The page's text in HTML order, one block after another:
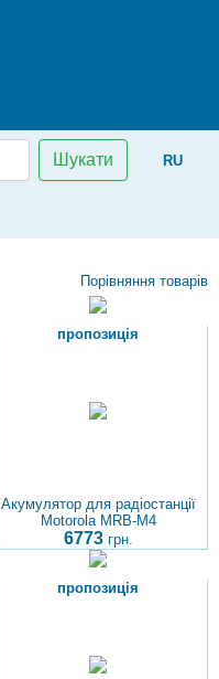
Шукати RU
Порівняння товарів
пропозиція
Акумулятор для радіостанції
Motorola MRB-M4
6773грн.
пропозиція